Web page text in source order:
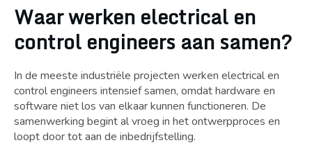
Waar werken electrical en
control engineers aan samen?
In de meeste industriële projecten werken electrical en
control engineers intensief samen, omdat hardware en
software niet los van elkaar kunnen functioneren. De
samenwerking begint al vroeg in het ontwerpproces en
loopt door tot aan de inbedrijfstelling.